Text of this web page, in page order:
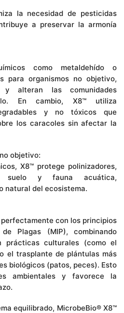
la necesidad de pesticidas
a preservar la armonía
como metaldehído o
para organismos no objetivo,
alteran las comunidades
En cambio, X8™ utiliza
y no tóxicos que
los caracoles sin afectar la
objetivo:
X8™ protege polinizadores,
suelo y fauna acuática,
natural del ecosistema.
perfectamente con los principios
Plagas (MIP), combinando
prácticas culturales (como el
el trasplante de plántulas más
biológicos (patos, peces). Esto
ambientales y favorece la
equilibrado, MicrobeBio® X8™